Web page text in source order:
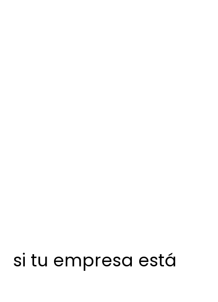
si tu empresa está